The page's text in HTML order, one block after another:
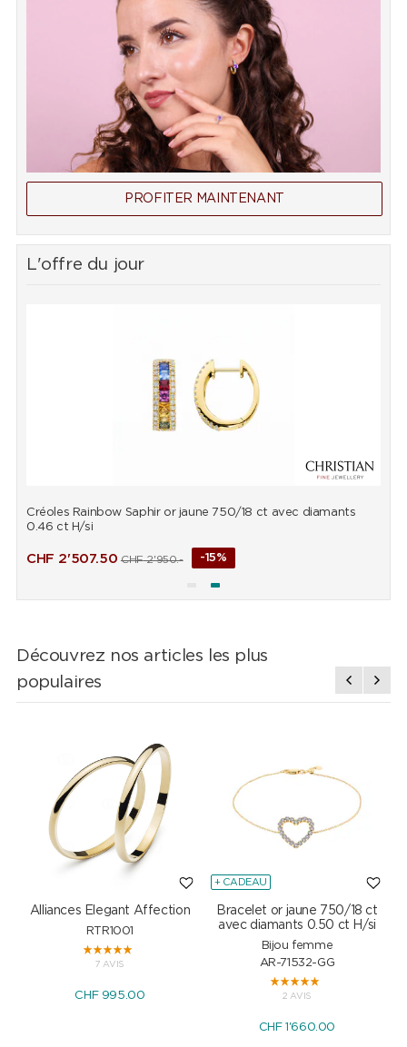
PROFITER MAINTENANT
L'offre du jour
Créoles Rainbow Saphir or jaune 750/18 ct avec diamants
0.46 ct H/si
CHF 2'507.50 CHF2'950.- -15%
Découvrez nos articles les plus
populaires
Alliances Elegant Affection
RTR1001
7 AVIS
CHF 995.00
+ CADEAU
Bracelet or jaune 750/18 ct
avec diamants 0.50 ct H/si
Bijou femme
AR-71532-GG
2 AVIS
CHF 1'660.00